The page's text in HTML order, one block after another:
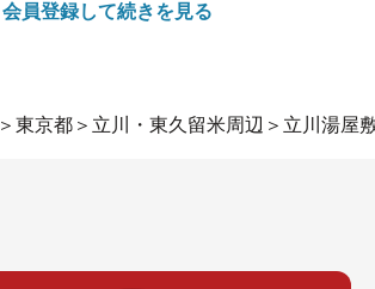
会員登録して続きを見る
＞ 東京都 ＞ 立川・東久留米周辺 ＞ 立川湯屋